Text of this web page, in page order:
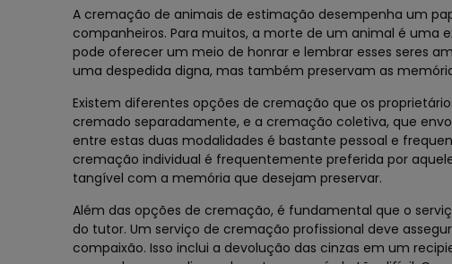
A cremação de animais de estimação desempenha um
companheiros. Para muitos, a morte de um animal é
pode oferecer um meio de honrar e lembrar esses seres
uma despedida digna, mas também preservam as
Existem diferentes opções de cremação que os
cremado separadamente, e a cremação coletiva, que
entre estas duas modalidades é bastante pessoal e
cremação individual é frequentemente preferida por
tangível com a memória que desejam preservar.
Além das opções de cremação, é fundamental que o
do tutor. Um serviço de cremação profissional deve
compaixão. Isso inclui a devolução das cinzas em um